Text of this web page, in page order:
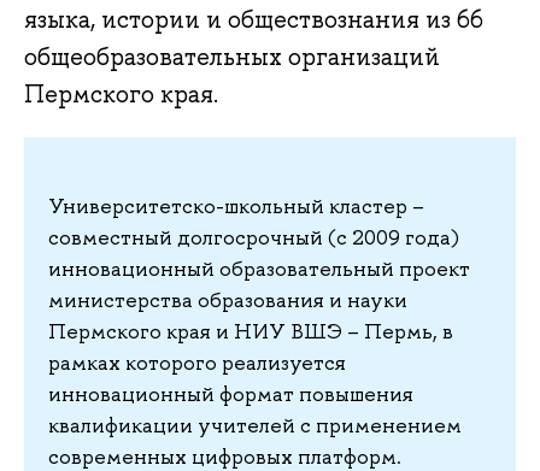
языка, истории и обществознания из 66
общеобразовательных организаций
Пермского края.
Университетско-школьный кластер –
совместный долгосрочный (с 2009 года)
инновационный образовательный проект
министерства образования и науки
Пермского края и НИУ ВШЭ – Пермь, в
рамках которого реализуется
инновационный формат повышения
квалификации учителей с применением
современных цифровых платформ.